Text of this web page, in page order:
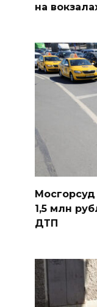
на
1,5 млн
ДТП